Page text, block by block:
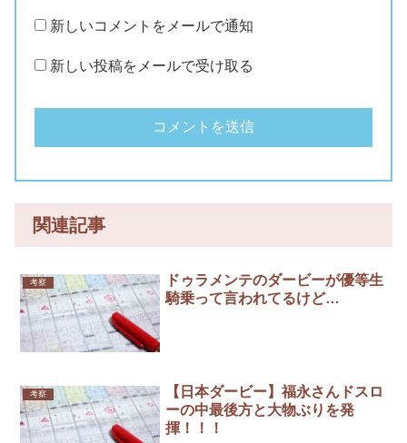
新しいコメントをメールで通知
新しい投稿をメールで受け取る
関連記事
考察
ドゥラメンテのダービーが優等生
騎乗って言われてるけど…
考察
【日本ダービー】福永さんドスロ
ーの中最後方と大物ぶりを発
揮！！！